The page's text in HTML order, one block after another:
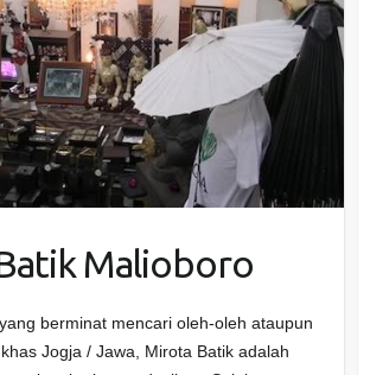
Malioboro
berminat mencari oleh-oleh ataupun
Jogja / Jawa, Mirota Batik adalah